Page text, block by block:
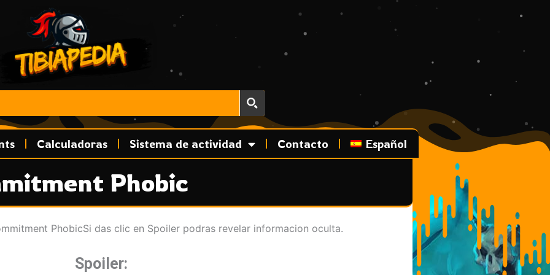
Calculadoras Sistema de actividad Contacto Español
Phobic
PhobicSi das clic en Spoiler podras revelar informacion oculta.
Spoiler: